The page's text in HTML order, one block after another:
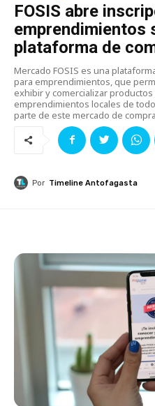
FOSIS abre
emprendimientos
plataforma de
Mercado FOSIS es una
para emprendimientos, que
exhibir y comercializar
emprendimientos locales de
parte de este mercado de
Por Timeline Antofagasta